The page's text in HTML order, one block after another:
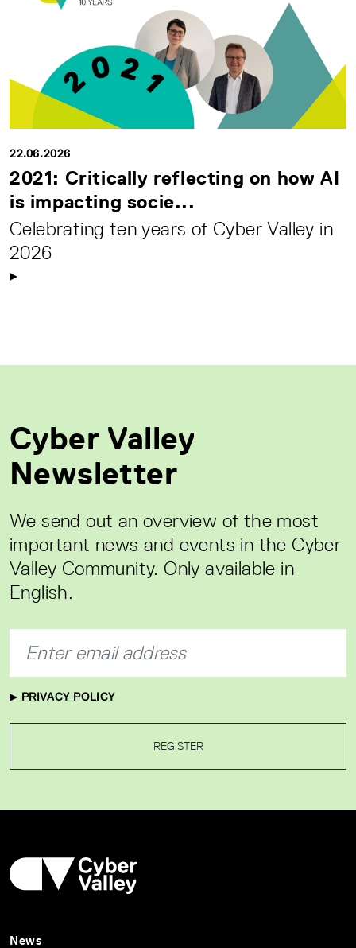
22.06.2026
2021: Critically reflecting on how AI
is impacting socie...
Celebrating ten years of Cyber Valley in
2026
Cyber Valley
Newsletter
We send out an overview of the most
important news and events in the Cyber
Valley Community. Only available in
English.
PRIVACY POLICY
REGISTER
News